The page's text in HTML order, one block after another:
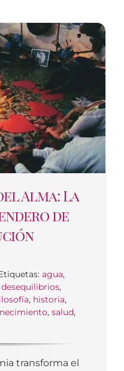
Alma: La
de
agua,
desequilibrios,
, historia,
, salud,
transforma el